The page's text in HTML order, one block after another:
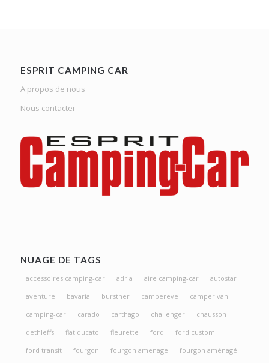
ESPRIT CAMPING CAR
A propos de nous
Nous contacter
NUAGE DE TAGS
accessoires camping-car adria aire camping-car
autostar
aventure
bavaria burstner campereve
camper van
camping-car
carado carthago challenger
chausson
dethleffs
fiat ducato fleurette ford
ford custom
ford transit
fourgon fourgon amenage
fourgon aménagé